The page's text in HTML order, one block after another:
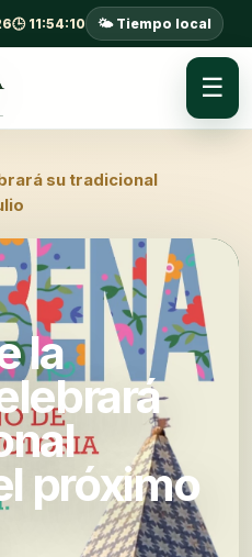
🕒 11:54:10 🌤️ Tiempo local
☰
su tradicional
la
próximo